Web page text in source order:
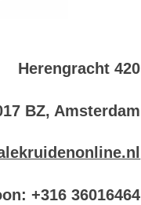
Herengracht 420
BZ, Amsterdam
+316 36016464